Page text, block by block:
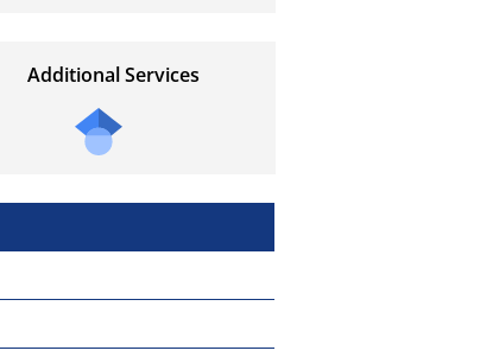
Additional Services
to
or of
docu